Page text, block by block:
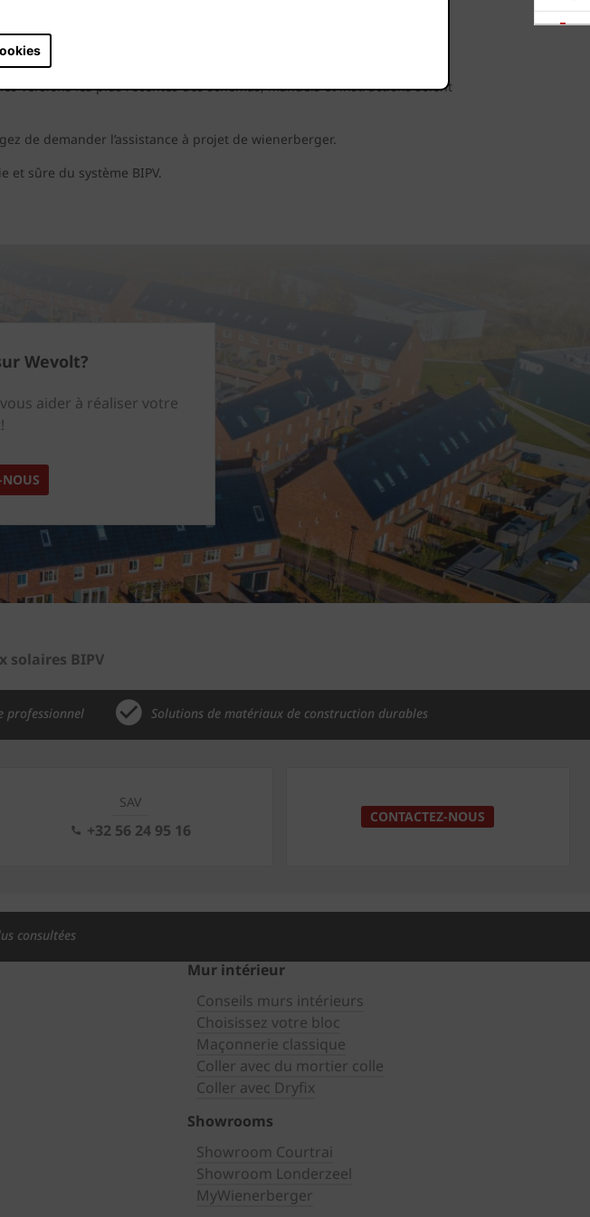
toute sécurité et sous clé, pour éviter d’attirer les voleurs.
versions les plus récentes des schémas, manuels et instructions soient
de demander l’assistance à projet de wienerberger.
sûre du système BIPV.
Wevolt?
aider à réaliser votre
NOUS
solaires BIPV
professionnel Solutions de matériaux de construction durables
SAV
+32 56 24 95 16
CONTACTEZ-NOUS
consultées
Mur intérieur
Conseils murs intérieurs
Choisissez votre bloc
Maçonnerie classique
Coller avec du mortier colle
Coller avec Dryfix
Showrooms
Showroom Courtrai
Showroom Londerzeel
MyWienerberger